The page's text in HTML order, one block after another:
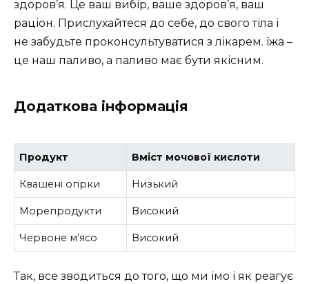
здоров’я. Це ваш вибір, ваше здоров’я, ваш
раціон. Прислухайтеся до себе, до свого тіла і
не забудьте проконсультуватися з лікарем. їжа –
це наш паливо, а паливо має бути якісним.
Додаткова інформація
Продукт Вміст мочової кислоти
Квашені огірки Низький
Морепродукти Високий
Червоне м’ясо Високий
Так, все зводиться до того, що ми їмо і як реагує